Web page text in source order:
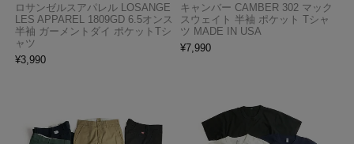
ロサンゼルスアパレル LOSANGE
LES APPAREL 1809GD 6.5オンス
半袖 ガーメントダイ ポケットTシ
ャツ
¥3,990
キャンバー CAMBER 302 マック
スウェイト 半袖 ポケット Tシャ
ツ MADE IN USA
¥7,990